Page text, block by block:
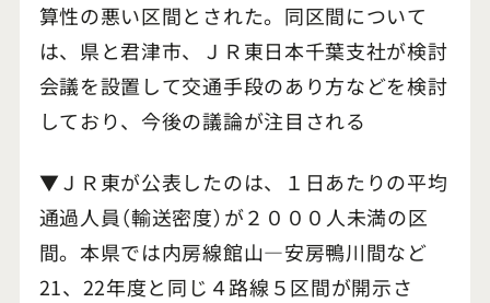
算性の悪い区間とされた。同区間について
は、県と君津市、ＪＲ東日本千葉支社が検討
会議を設置して交通手段のあり方などを検討
しており、今後の議論が注目される
▼ＪＲ東が公表したのは、１日あたりの平均
通過人員（輸送密度）が２０００人未満の区
間。本県では内房線館山―安房鴨川間など
21、22年度と同じ４路線５区間が開示さ